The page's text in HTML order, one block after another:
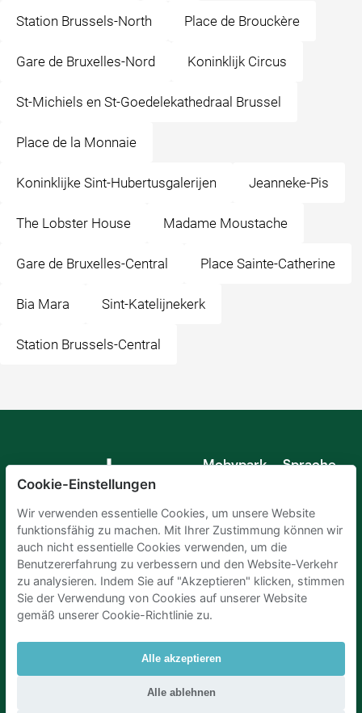
Station Brussels-North Place de Brouckère
Gare de Bruxelles-Nord Koninklijk Circus
St-Michiels en St-Goedelekathedraal Brussel
Place de la Monnaie
Koninklijke Sint-Hubertusgalerijen Jeanneke-Pis
The Lobster House Madame Moustache
Gare de Bruxelles-Central Place Sainte-Catherine
Bia Mara Sint-Katelijnekerk
Station Brussels-Central
Mobypark
Sprache
Spanisch
Französisch
Italienisch
Niederländisch
Parkplaetze Amsterdam|Parkeren Brussel
Cookie-Einstellungen
Wir verwenden essentielle Cookies, um unsere Website
funktionsfähig zu machen. Mit Ihrer Zustimmung können wir
auch nicht essentielle Cookies verwenden, um die
Benutzererfahrung zu verbessern und den Website-Verkehr
zu analysieren. Indem Sie auf "Akzeptieren" klicken, stimmen
Sie der Verwendung von Cookies auf unserer Website
gemäß unserer Cookie-Richtlinie zu.
Alle akzeptieren
Alle ablehnen